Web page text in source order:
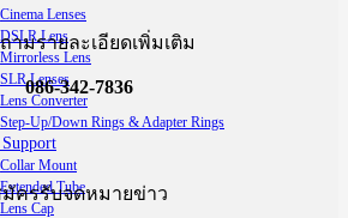
Cinema Lenses
DSLR Lens
Mirrorless Lens
SLR Lenses
Lens Converter
Step-Up/Down Rings & Adapter Rings
Support
Collar Mount
Extended Tube
Lens Cap
฿9,000.00.
ามรายละเอียดเพิ่มเติม
086-342-7836
มัครรับจดหมายข่าว